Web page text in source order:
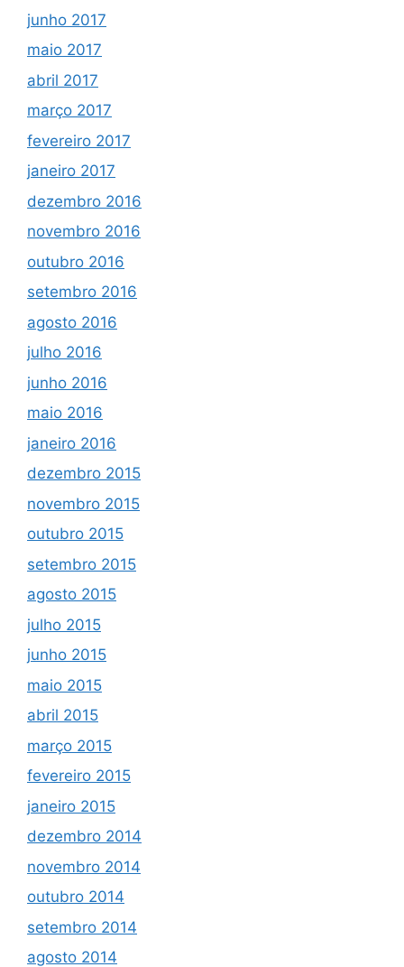
junho 2017
maio 2017
abril 2017
março 2017
fevereiro 2017
janeiro 2017
dezembro 2016
novembro 2016
outubro 2016
setembro 2016
agosto 2016
julho 2016
junho 2016
maio 2016
janeiro 2016
dezembro 2015
novembro 2015
outubro 2015
setembro 2015
agosto 2015
julho 2015
junho 2015
maio 2015
abril 2015
março 2015
fevereiro 2015
janeiro 2015
dezembro 2014
novembro 2014
outubro 2014
setembro 2014
agosto 2014